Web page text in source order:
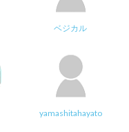
ベジカル
yamashitahayato